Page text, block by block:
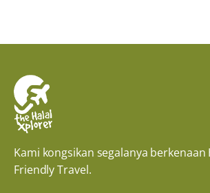
Kami kongsikan segalanya
Friendly Travel.